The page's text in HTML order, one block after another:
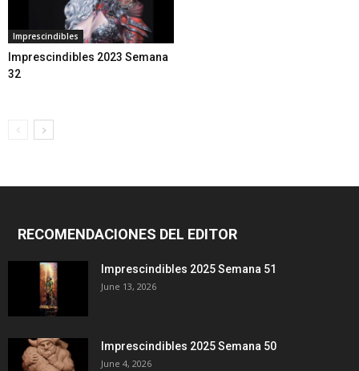
Imprescindibles
Imprescindibles 2023 Semana
32
RECOMENDACIONES DEL EDITOR
Imprescindibles 2025 Semana 51
June 13, 2026
Imprescindibles 2025 Semana 50
June 4, 2026